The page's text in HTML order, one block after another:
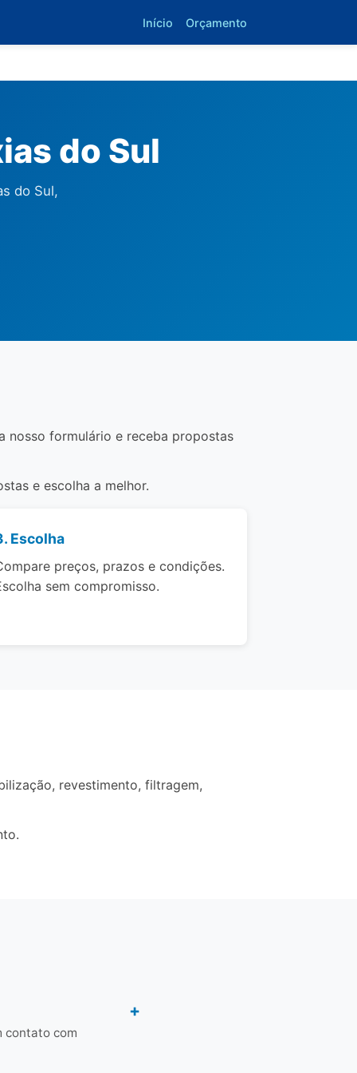
Início Orçamento
do Sul
do Sul,
nosso formulário e receba propostas
e escolha a melhor.
Escolha
preços, prazos e condições.
sem compromisso.
revestimento, filtragem,
contato com